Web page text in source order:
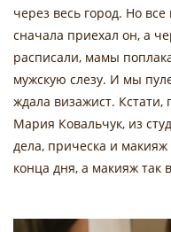
через весь город. Но
сначала приехал он, а
расписали, мамы
мужскую слезу. И мы
ждала визажист.
Мария Ковальчук, из
дела, прическа и
конца дня, а макияж